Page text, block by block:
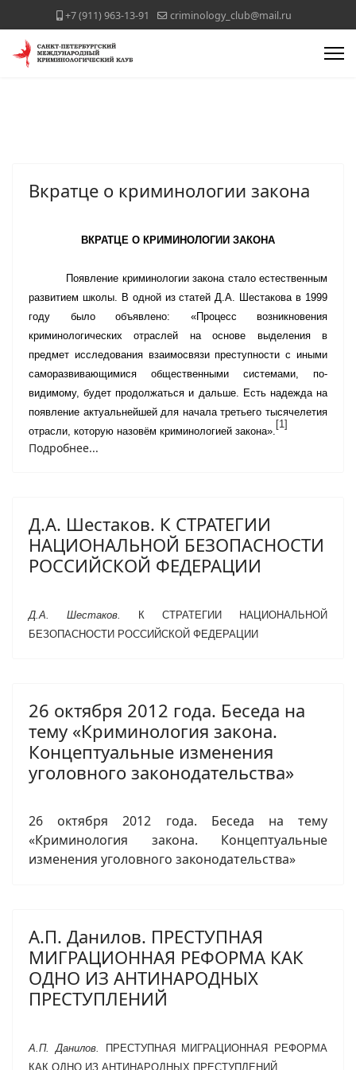
+7 (911) 963-13-91 criminology_club@mail.ru
Вкратце о криминологии закона
ВКРАТЦЕ О КРИМИНОЛОГИИ ЗАКОНА
Появление криминологии закона стало естественным
развитием школы. В одной из статей Д.А. Шестакова в 1999
году было объявлено: «Процесс возникновения
криминологических отраслей на основе выделения в
предмет исследования взаимосвязи преступности с иными
саморазвивающимися общественными системами, по-
видимому, будет продолжаться и дальше. Есть надежда на
появление актуальнейшей для начала третьего тысячелетия
отрасли, которую назовём криминологией закона».
[1]
Подробнее...
Д.А. Шестаков. К СТРАТЕГИИ
НАЦИОНАЛЬНОЙ БЕЗОПАСНОСТИ
РОССИЙСКОЙ ФЕДЕРАЦИИ
Д.А. Шестаков.
К СТРАТЕГИИ НАЦИОНАЛЬНОЙ
БЕЗОПАСНОСТИ РОССИЙСКОЙ ФЕДЕРАЦИИ
26 октября 2012 года. Беседа на
тему «Криминология закона.
Концептуальные изменения
уголовного законодательства»
26 октября 2012 года. Беседа на тему
«Криминология закона. Концептуальные
изменения уголовного законодательства»
А.П. Данилов. ПРЕСТУПНАЯ
МИГРАЦИОННАЯ РЕФОРМА КАК
ОДНО ИЗ АНТИНАРОДНЫХ
ПРЕСТУПЛЕНИЙ
А.П. Данилов.
ПРЕСТУПНАЯ МИГРАЦИОННАЯ РЕФОРМА
КАК ОДНО ИЗ АНТИНАРОДНЫХ ПРЕСТУПЛЕНИЙ